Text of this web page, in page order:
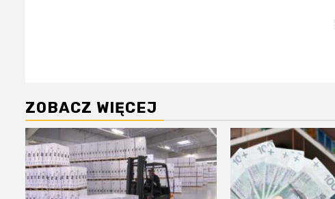
ZOBACZ WIĘCEJ